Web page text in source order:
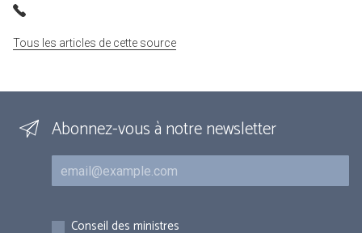
Tous les articles de cette source
Abonnez-vous à notre newsletter
Courriel
Inscriptions
Conseil des ministres